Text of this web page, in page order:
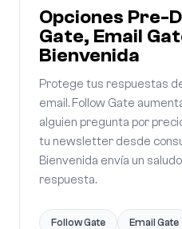
Opciones Pre-
Gate, Email
Bienvenida
Protege tus respuestas
email. Follow Gate
alguien pregunta por
tu newsletter desde
Bienvenida envía un
respuesta.
Follow Gate Email Gate